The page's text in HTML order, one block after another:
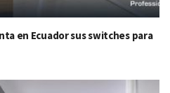
en Ecuador sus switches para